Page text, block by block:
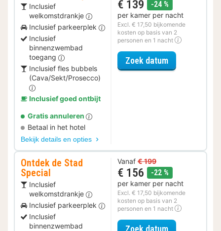
Inclusief
welkomstdrankje
Inclusief parkeerplek
Inclusief
binnenzwembad
toegang
Inclusief fles bubbels
(Cava/Sekt/Prosecco)
Inclusief goed ontbijt
Gratis annuleren
Betaal in het hotel
Bekijk details en opties
€ 139 -24 %
per kamer per nacht
Excl. € 17,50 bijkomende
kosten op basis van 2
personen en 1 nacht
Zoek datumvoor
Ontdek de Stad
Special
Inclusief
welkomstdrankje
Inclusief parkeerplek
Inclusief
binnenzwembad
Vanaf € 199
€ 156 -22 %
per kamer per nacht
Excl. € 17,50 bijkomende
kosten op basis van 2
personen en 1 nacht
Zoek datumvoor Ontdek